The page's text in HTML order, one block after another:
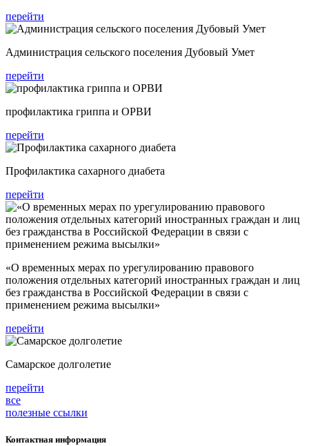
перейти
Администрация сельского поселения Дубовый Умет
перейти
профилактика гриппа и ОРВИ
перейти
Профилактика сахарного диабета
перейти
«О временных мерах по урегулированию правового
положения отдельных категорий иностранных граждан и лиц
без гражданства в Российской Федерации в связи с
применением режима высылки»
перейти
Самарское долголетие
перейти
все
полезные ссылки
Контактная информация